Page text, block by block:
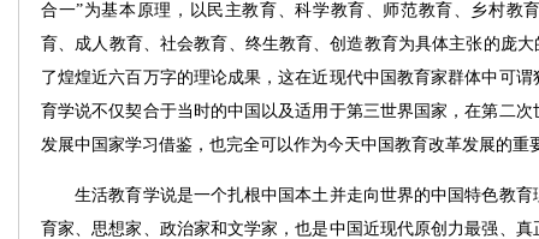
合一”为基本原理，以民主教育、科学教育、师范教育、乡村教
育、成人教育、社会教育、终生教育、创造教育为具体主张的庞
了煌煌近六百万字的理论成果，这在近现代中国教育家群体中可
育学说不仅契合于当时的中国以及适用于第三世界国家，在第二
发展中国家学习借鉴，也完全可以作为今天中国教育改革发展的重
生活教育学说是一个扎根中国本土并走向世界的中国特色教育
育家、思想家、政治家和文学家，也是中国近现代原创力最强、